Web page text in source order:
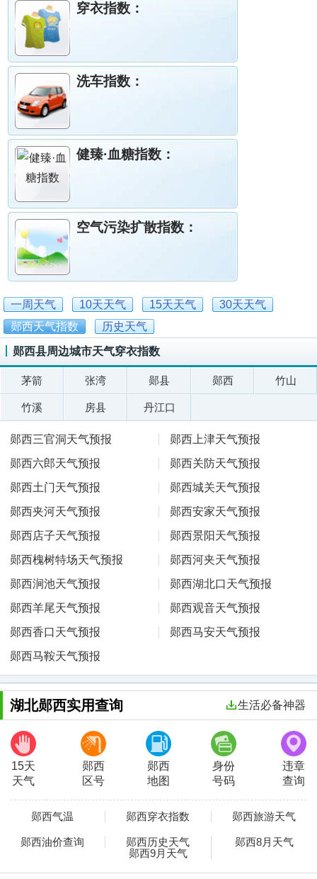
穿衣指数：
洗车指数：
健臻·血糖指数：
空气污染扩散指数：
一周天气 10天天气 15天天气
30天天气
郧西天气指数
历史天气
郧西县周边城市天气穿衣指数
茅箭 张湾 郧县 郧西 竹山
竹溪 房县 丹江口
郧西三官洞天气预报
郧西上津天气预报
郧西六郎天气预报
郧西关防天气预报
郧西土门天气预报
郧西城关天气预报
郧西夹河天气预报
郧西安家天气预报
郧西店子天气预报
郧西景阳天气预报
郧西槐树特场天气预报
郧西河夹天气预报
郧西涧池天气预报
郧西湖北口天气预报
郧西羊尾天气预报
郧西观音天气预报
郧西香口天气预报
郧西马安天气预报
郧西马鞍天气预报
湖北郧西实用查询 生活必备神器
15天
天气
郧西
区号
郧西
地图
身份
号码
违章
查询
郧西气温 郧西穿衣指数 郧西旅游天气
郧西油价查询 郧西历史天气
郧西8月天气
郧西9月天气